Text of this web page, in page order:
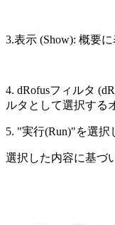
3.表示 (Show): 概要
4. dRofusフィルタ
ルタとして選択する
5. "実行(Run)"を選択
選択した内容に基づ